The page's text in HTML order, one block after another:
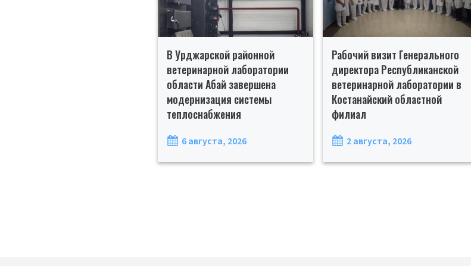
В Урджарской районной
ветеринарной лаборатории
области Абай завершена
модернизация системы
теплоснабжения
6 августа, 2026
Рабочий визит Генерального
директора Республиканской
ветеринарной лаборатории в
Костанайский областной
филиал
2 августа, 2026